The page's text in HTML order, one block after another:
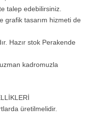
talep edebilirsiniz.
grafik tasarım hizmeti de
Hazır stok Perakende
kadromuzla
üretilmelidir.